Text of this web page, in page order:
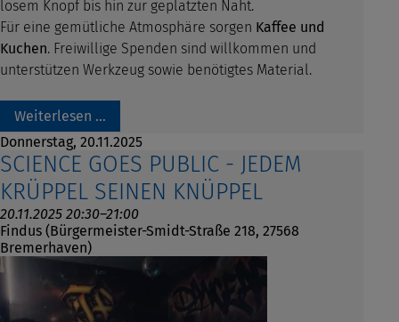
losem Knopf bis hin zur geplatzten Naht.
Für eine gemütliche Atmosphäre sorgen Kaffee und
Kuchen. Freiwillige Spenden sind willkommen und
unterstützen Werkzeug sowie benötigtes Material.
Weiterlesen …
Donnerstag, 20.11.2025
SCIENCE GOES PUBLIC - JEDEM
KRÜPPEL SEINEN KNÜPPEL
20.11.2025 20:30–21:00
Findus (Bürgermeister-Smidt-Straße 218, 27568
Bremerhaven)